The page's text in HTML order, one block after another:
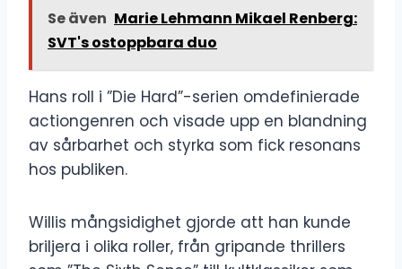
Se även Marie Lehmann Mikael Renberg:
SVT's ostoppbara duo
Hans roll i ”Die Hard”-serien omdefinierade
actiongenren och visade upp en blandning
av sårbarhet och styrka som fick resonans
hos publiken.
Willis mångsidighet gjorde att han kunde
briljera i olika roller, från gripande thrillers